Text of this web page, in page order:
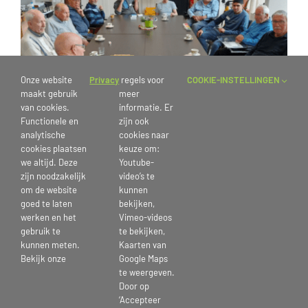
Mannenclub
21 april 2023
Onze website
maakt gebruik
van cookies.
Functionele en
analytische
cookies plaatsen
we altijd. Deze
zijn noodzakelijk
om de website
goed te laten
werken en het
gebruik te
kunnen meten.
Bekijk onze
Privacy regels voor
meer
informatie. Er
zijn ook
cookies naar
keuze om:
Youtube-
video’s te
kunnen
bekijken,
Vimeo-videos
te bekijken,
Kaarten van
Google Maps
te weergeven.
Door op
‘Accepteer
COOKIE-INSTELLINGEN